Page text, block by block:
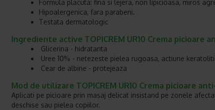
Formula placuta: fina si lejera, non lipicioasa, miros
Hipoalergenica, fara parabeni.
Testata dermatologic
Ingrediente active TOPICREM UR10 Crema picioare
Glicerina - hidratanta
Uree 10% - netezeste pielea rugoasa, actiune
Cear de albine - protejeaza
Mod de utilizare TOPICREM UR10 Crema picioare
Aplicati pe picioare prin masaj delicat insistand pe zonele
deschise sau pielea copiilor.